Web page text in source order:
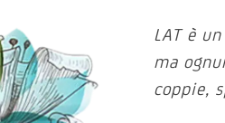
LAT è
ma
coppie,